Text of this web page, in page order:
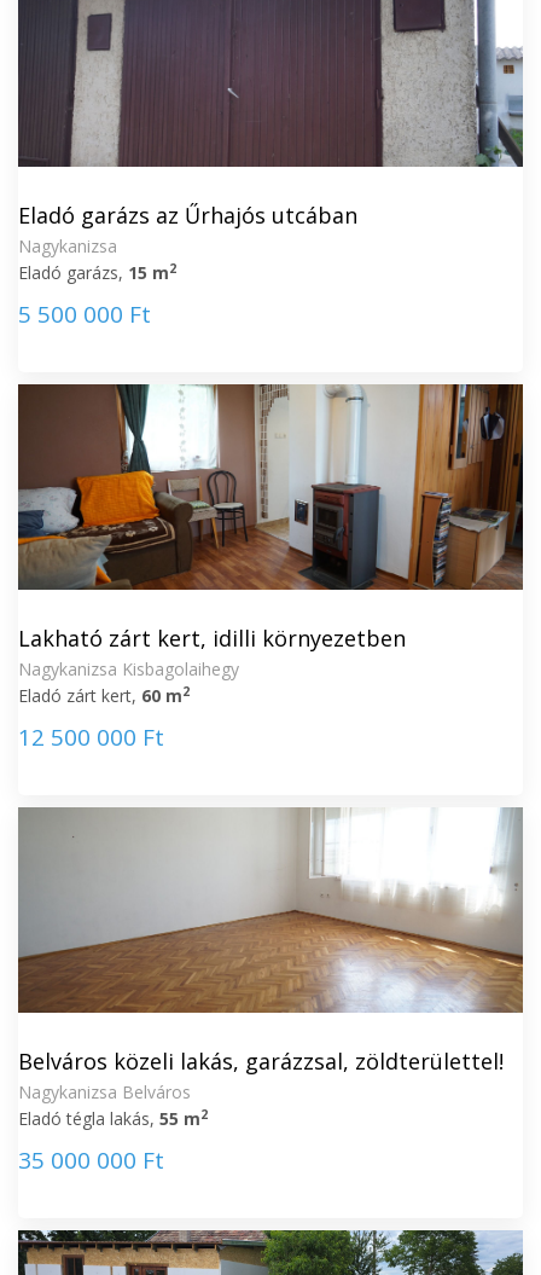
Eladó garázs az Űrhajós utcában
Nagykanizsa
Eladó garázs, 15 m2
5 500 000 Ft
Lakható zárt kert, idilli környezetben
Nagykanizsa Kisbagolaihegy
Eladó zárt kert, 60 m2
12 500 000 Ft
Belváros közeli lakás, garázzsal, zöldterülettel!
Nagykanizsa Belváros
Eladó tégla lakás, 55 m2
35 000 000 Ft